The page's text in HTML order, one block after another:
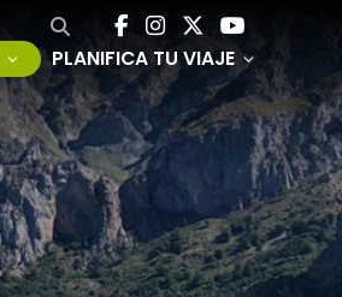
PLANIFICA TU VIAJE